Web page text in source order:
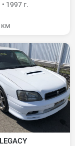
1997 г.
км